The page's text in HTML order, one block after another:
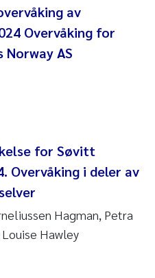
Ramon
av
Overvåking for
Norway AS
for Søvitt
Overvåking i deler av
Hagman, Petra
Hawley